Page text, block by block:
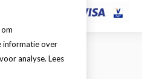
informatie over
analyse. Lees